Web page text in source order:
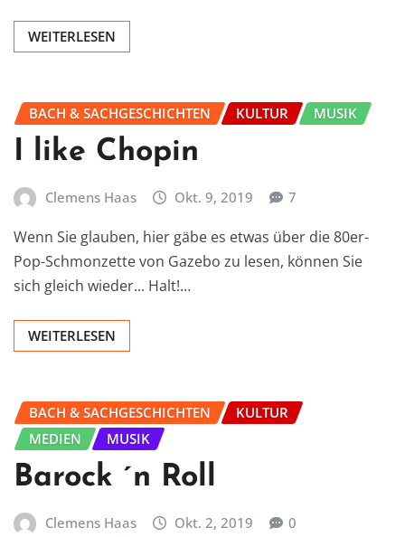
WEITERLESEN
BACH & SACHGESCHICHTEN KULTUR MUSIK
I like Chopin
Clemens Haas Okt. 9, 2019 7
Wenn Sie glauben, hier gäbe es etwas über die 80er-
Pop-Schmonzette von Gazebo zu lesen, können Sie
sich gleich wieder... Halt!…
WEITERLESEN
BACH & SACHGESCHICHTEN
KULTUR
MEDIEN
MUSIK
Barock ´n Roll
Clemens Haas Okt. 2, 2019 0